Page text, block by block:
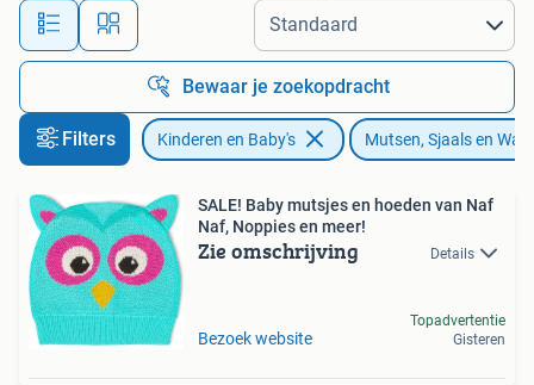
Alle afstanden…
Bewaar je zoekopdracht
Filters Kinderen en Baby's Mutsen, Sjaals en
SALE! Baby mutsjes en hoeden van Naf
Naf, Noppies en meer!
Zie omschrijving Details
Bezoek website
Topadvertentie
Gisteren